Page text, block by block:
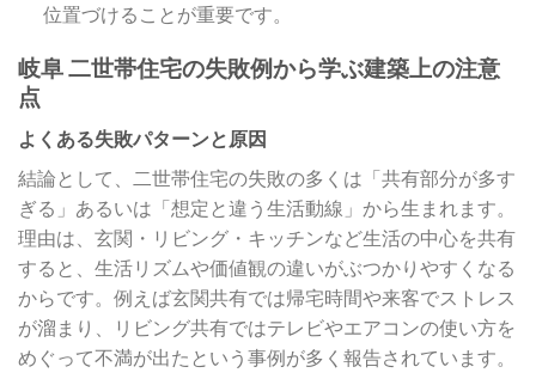
位置づけることが重要です。
岐阜 二世帯住宅の失敗例から学ぶ建築上の注意
点
よくある失敗パターンと原因
結論として、二世帯住宅の失敗の多くは「共有部分が多す
ぎる」あるいは「想定と違う生活動線」から生まれます。
理由は、玄関・リビング・キッチンなど生活の中心を共有
すると、生活リズムや価値観の違いがぶつかりやすくなる
からです。例えば玄関共有では帰宅時間や来客でストレス
が溜まり、リビング共有ではテレビやエアコンの使い方を
めぐって不満が出たという事例が多く報告されています。